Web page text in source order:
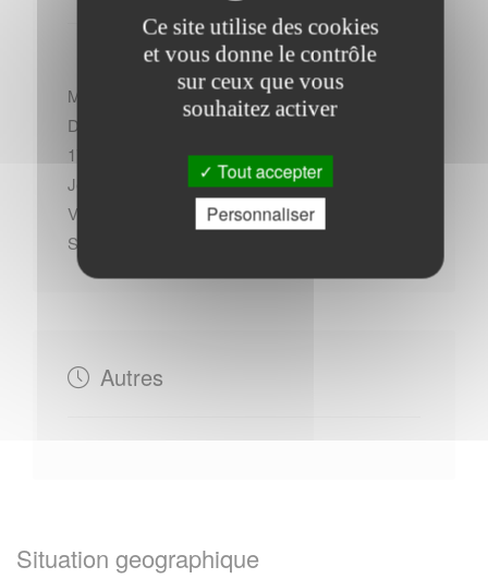
Mercredi : - 09h00 à 12h00
Du Lundi au Mardi : - 09h00 à 12h00 - 14h00 à
17h00
Jeudi : - 09h00 à 12h00 - 14h00 à 17h00
Vendredi : - 09h00 à 12h00 - 14h00 à 16h30
Samedi : - 09h00 à 11h30
Autres
Situation geographique
Ce site utilise des cookies
et vous donne le contrôle
sur ceux que vous
souhaitez activer
Tout accepter
Personnaliser